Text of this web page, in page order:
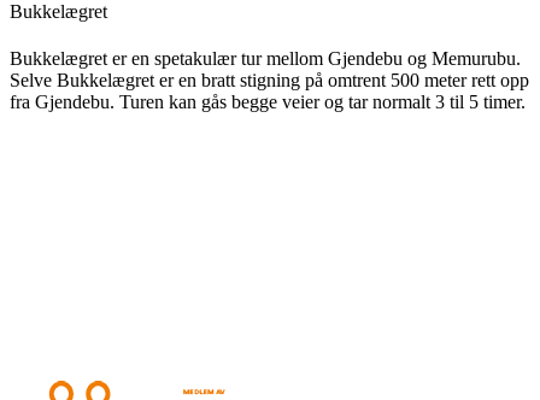
Bukkelægret
Bukkelægret er en spetakulær tur mellom Gjendebu og Memurubu.
Selve Bukkelægret er en bratt stigning på omtrent 500 meter rett opp
fra Gjendebu. Turen kan gås begge veier og tar normalt 3 til 5 timer.